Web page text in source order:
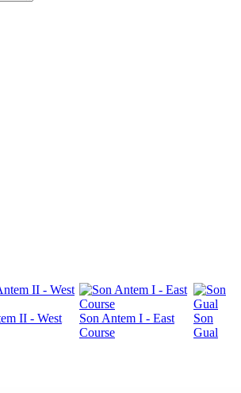
II - West
Son Antem I - East
Course
Son
Gual